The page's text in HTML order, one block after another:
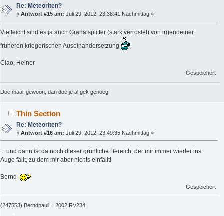
Re: Meteoriten?
«Antwort #15 am: Juli 29, 2012, 23:38:41 Nachmittag »
Vielleicht sind es ja auch Granatsplitter (stark verrostet) von irgendeiner
früheren kriegerischen Auseinandersetzung
Ciao, Heiner
Gespeichert
Doe maar gewoon, dan doe je al gek genoeg
Thin Section
Re: Meteoriten?
«Antwort #16 am: Juli 29, 2012, 23:49:35 Nachmittag »
... und dann ist da noch dieser grünliche Bereich, der mir immer wieder ins
Auge fällt, zu dem mir aber nichts einfällt!
Bernd
Gespeichert
(247553) Berndpauli = 2002 RV234